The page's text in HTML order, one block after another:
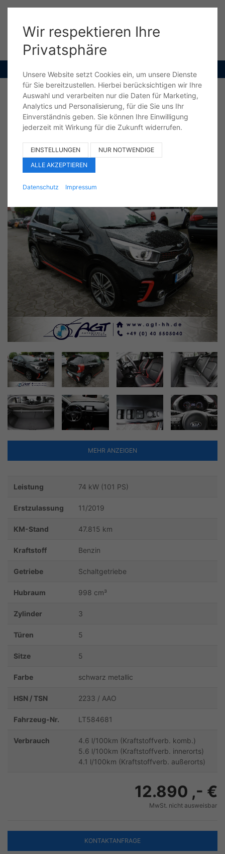
Menü
ZURÜCK DRUCKEN
Kamera Temp.,PDC
Gebrauchtwagen Fahrzeug-Nr. LT584681
MEHR ANZEIGEN
Leistung 74 kW (101 PS)
Erstzulassung 11/2019
KM-Stand 47.815 km
Kraftstoff Benzin
Getriebe Schaltgetriebe
Hubraum 998 cm³
Zylinder 3
Türen 5
Sitze 5
Farbe schwarz metallic
HSN / TSN 2233 / AAO
Fahrzeug-Nr. LT584681
Verbrauch
4.6 l/100km (Kraftstoffverb. komb.)
5.6 l/100km (Kraftstoffverb. innerorts)
4.1 l/100km (Kraftstoffverb. außerorts)
12.890 ,- €
MwSt. nicht ausweisbar
KONTAKTANFRAGE
Wir respektieren Ihre
Privatsphäre
Unsere Website setzt Cookies ein, um unsere Dienste
für Sie bereitzustellen. Hierbei berücksichtigen wir Ihre
Auswahl und verarbeiten nur die Daten für Marketing,
Analytics und Personalisierung, für die Sie uns Ihr
Einverständnis geben. Sie können Ihre Einwilligung
jederzeit mit Wirkung für die Zukunft widerrufen.
EINSTELLUNGEN
NUR NOTWENDIGE
ALLE AKZEPTIEREN
Datenschutz Impressum